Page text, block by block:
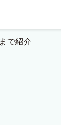
で紹介